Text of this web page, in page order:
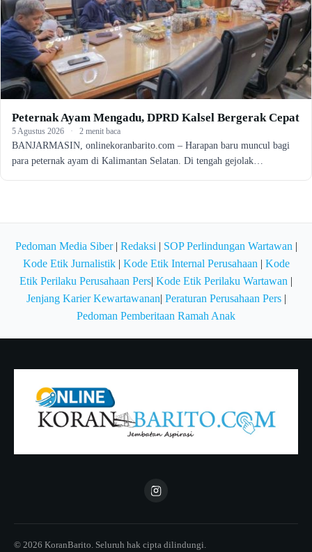
Peternak Ayam Mengadu, DPRD Kalsel Bergerak Cepat
5 Agustus 2026 · 2 menit baca
BANJARMASIN, onlinekoranbarito.com – Harapan baru muncul bagi
para peternak ayam di Kalimantan Selatan. Di tengah gejolak…
Pedoman Media Siber| Redaksi| SOP Perlindungan Wartawan|
Kode Etik Jurnalistik| Kode Etik Internal Perusahaan| Kode
Etik Perilaku Perusahaan Pers Kode Etik Perilaku Wartawan
Jenjang Karier Kewartawanan| Peraturan Perusahaan Pers|
Pedoman Pemberitaan Ramah Anak
© 2026 KoranBarito. Seluruh hak cipta dilindungi.